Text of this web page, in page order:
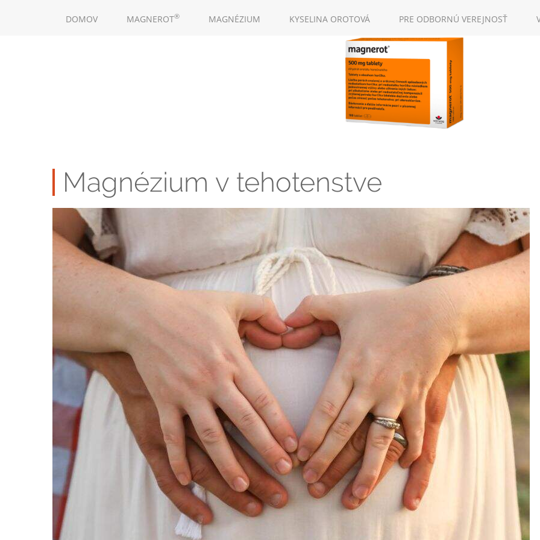
DOMOV MAGNEROT® MAGNÉZIUM KYSELINA OROTOVÁ PRE ODBORNÚ VEREJNOSŤ
Magnézium v tehotenstve